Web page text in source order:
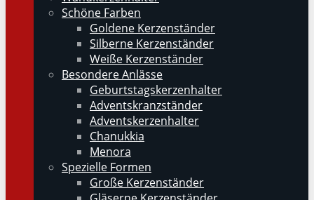
Schöne Farben
Goldene Kerzenständer
Silberne Kerzenständer
Weiße Kerzenständer
Besondere Anlässe
Geburtstagskerzenhalter
Adventskranzständer
Adventskerzenhalter
Chanukkia
Menora
Spezielle Formen
Große Kerzenständer